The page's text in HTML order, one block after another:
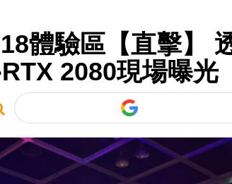
體驗區【直擊】
2080現場曝光